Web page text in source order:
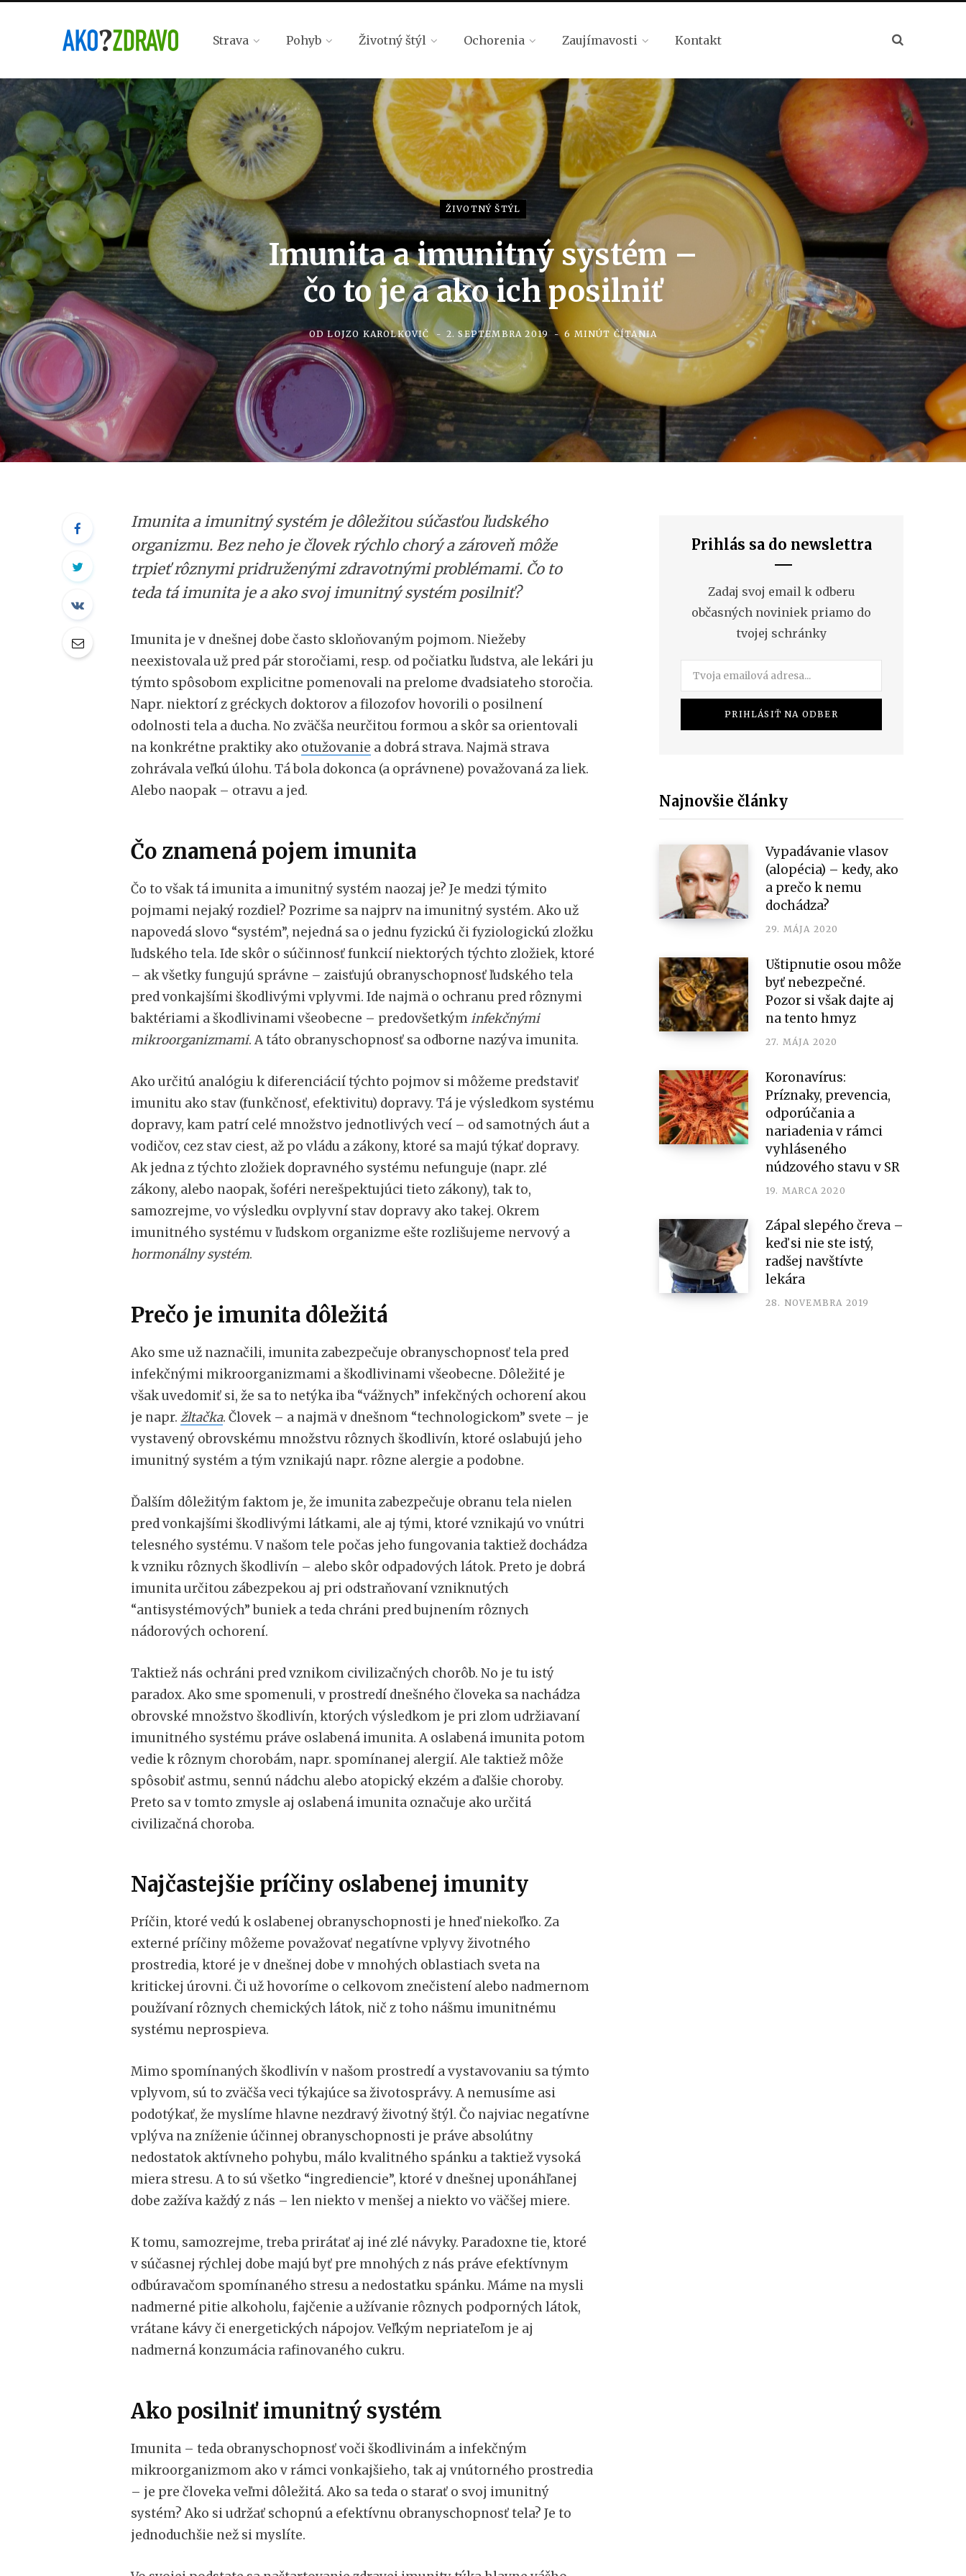
Strava Pohyb Životný štýl Ochorenia Zaujímavosti Kontakt
ŽIVOTNÝ ŠTÝL
Imunita a imunitný systém –
čo to je a ako ich posilniť
ODLOJZO KAROLKOVIČ 2. SEPTEMBRA 2019 6 MINÚT ČÍTANIA
Imunita a imunitný systém je dôležitou súčasťou ľudského
organizmu. Bez neho je človek rýchlo chorý a zároveň môže
trpieť rôznymi pridruženými zdravotnými problémami. Čo to
teda tá imunita je a ako svoj imunitný systém posilniť?
Imunita je v dnešnej dobe často skloňovaným pojmom. Niežeby
neexistovala už pred pár storočiami, resp. od počiatku ľudstva, ale lekári ju
týmto spôsobom explicitne pomenovali na prelome dvadsiateho storočia.
Napr. niektorí z gréckych doktorov a filozofov hovorili o posilnení
odolnosti tela a ducha. No zväčša neurčitou formou a skôr sa orientovali
na konkrétne praktiky ako otužovanie a dobrá strava. Najmä strava
zohrávala veľkú úlohu. Tá bola dokonca (a oprávnene) považovaná za liek.
Alebo naopak – otravu a jed.
Čo znamená pojem imunita
Čo to však tá imunita a imunitný systém naozaj je? Je medzi týmito
pojmami nejaký rozdiel? Pozrime sa najprv na imunitný systém. Ako už
napovedá slovo “systém”, nejedná sa o jednu fyzickú či fyziologickú zložku
ľudského tela. Ide skôr o súčinnosť funkcií niektorých týchto zložiek, ktoré
– ak všetky fungujú správne – zaisťujú obranyschopnosť ľudského tela
pred vonkajšími škodlivými vplyvmi. Ide najmä o ochranu pred rôznymi
baktériami a škodlivinami všeobecne – predovšetkýminfekčnými
mikroorganizmami. A táto obranyschopnosť sa odborne nazýva imunita.
Ako určitú analógiu k diferenciácií týchto pojmov si môžeme predstaviť
imunitu ako stav (funkčnosť, efektivitu) dopravy. Tá je výsledkom systému
dopravy, kam patrí celé množstvo jednotlivých vecí – od samotných áut a
vodičov, cez stav ciest, až po vládu a zákony, ktoré sa majú týkať dopravy.
Ak jedna z týchto zložiek dopravného systému nefunguje (napr. zlé
zákony, alebo naopak, šoféri nerešpektujúci tieto zákony), tak to,
samozrejme, vo výsledku ovplyvní stav dopravy ako takej. Okrem
imunitného systému v ľudskom organizme ešte rozlišujeme nervový a
hormonálny systém.
Prečo je imunita dôležitá
Ako sme už naznačili, imunita zabezpečuje obranyschopnosť tela pred
infekčnými mikroorganizmami a škodlivinami všeobecne. Dôležité je
však uvedomiť si, že sa to netýka iba “vážnych” infekčných ochorení akou
je napr. žltačka. Človek – a najmä v dnešnom “technologickom” svete – je
vystavený obrovskému množstvu rôznych škodlivín, ktoré oslabujú jeho
imunitný systém a tým vznikajú napr. rôzne alergie a podobne.
Ďalším dôležitým faktom je, že imunita zabezpečuje obranu tela nielen
pred vonkajšími škodlivými látkami, ale aj tými, ktoré vznikajú vo vnútri
telesného systému. V našom tele počas jeho fungovania taktiež dochádza
k vzniku rôznych škodlivín – alebo skôr odpadových látok. Preto je dobrá
imunita určitou zábezpekou aj pri odstraňovaní vzniknutých
“antisystémových” buniek a teda chráni pred bujnením rôznych
nádorových ochorení.
Taktiež nás ochráni pred vznikom civilizačných chorôb. No je tu istý
paradox. Ako sme spomenuli, v prostredí dnešného človeka sa nachádza
obrovské množstvo škodlivín, ktorých výsledkom je pri zlom udržiavaní
imunitného systému práve oslabená imunita. A oslabená imunita potom
vedie k rôznym chorobám, napr. spomínanej alergií. Ale taktiež môže
spôsobiť astmu, sennú nádchu alebo atopický ekzém a ďalšie choroby.
Preto sa v tomto zmysle aj oslabená imunita označuje ako určitá
civilizačná choroba.
Najčastejšie príčiny oslabenej imunity
Príčin, ktoré vedú k oslabenej obranyschopnosti je hneď niekoľko. Za
externé príčiny môžeme považovať negatívne vplyvy životného
prostredia, ktoré je v dnešnej dobe v mnohých oblastiach sveta na
kritickej úrovni. Či už hovoríme o celkovom znečistení alebo nadmernom
používaní rôznych chemických látok, nič z toho nášmu imunitnému
systému neprospieva.
Mimo spomínaných škodlivín v našom prostredí a vystavovaniu sa týmto
vplyvom, sú to zväčša veci týkajúce sa životosprávy. A nemusíme asi
podotýkať, že myslíme hlavne nezdravý životný štýl. Čo najviac negatívne
vplýva na zníženie účinnej obranyschopnosti je práve absolútny
nedostatok aktívneho pohybu, málo kvalitného spánku a taktiež vysoká
miera stresu. A to sú všetko “ingrediencie”, ktoré v dnešnej uponáhľanej
dobe zažíva každý z nás – len niekto v menšej a niekto vo väčšej miere.
K tomu, samozrejme, treba prirátať aj iné zlé návyky. Paradoxne tie, ktoré
v súčasnej rýchlej dobe majú byť pre mnohých z nás práve efektívnym
odbúravačom spomínaného stresu a nedostatku spánku. Máme na mysli
nadmerné pitie alkoholu, fajčenie a užívanie rôznych podporných látok,
vrátane kávy či energetických nápojov. Veľkým nepriateľom je aj
nadmerná konzumácia rafinovaného cukru.
Ako posilniť imunitný systém
Imunita – teda obranyschopnosť voči škodlivinám a infekčným
mikroorganizmom ako v rámci vonkajšieho, tak aj vnútorného prostredia
– je pre človeka veľmi dôležitá. Ako sa teda o starať o svoj imunitný
systém? Ako si udržať schopnú a efektívnu obranyschopnosť tela? Je to
jednoduchšie než si myslíte.
Prihlás sa do newslettra
Zadaj svoj email k odberu
občasných noviniek priamo do
tvojej schránky
Najnovšie články
Vypadávanie vlasov
(alopécia) – kedy, ako
a prečo k nemu
dochádza?
29. MÁJA 2020
Uštipnutie osou môže
byť nebezpečné.
Pozor si však dajte aj
na tento hmyz
27. MÁJA 2020
Koronavírus:
Príznaky, prevencia,
odporúčania a
nariadenia v rámci
vyhláseného
núdzového stavu v SR
19. MARCA 2020
Zápal slepého čreva –
keď si nie ste istý,
radšej navštívte
lekára
28. NOVEMBRA 2019